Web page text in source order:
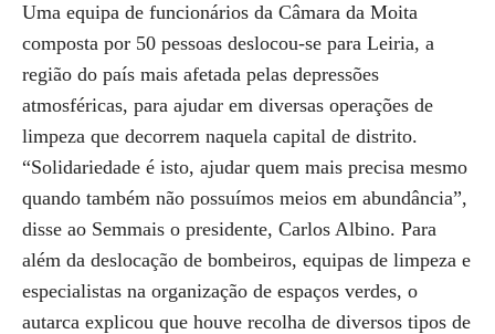
Uma equipa de funcionários da Câmara da Moita
composta por 50 pessoas deslocou-se para Leiria, a
região do país mais afetada pelas depressões
atmosféricas, para ajudar em diversas operações de
limpeza que decorrem naquela capital de distrito.
“Solidariedade é isto, ajudar quem mais precisa mesmo
quando também não possuímos meios em abundância”,
disse ao Semmais o presidente, Carlos Albino. Para
além da deslocação de bombeiros, equipas de limpeza e
especialistas na organização de espaços verdes, o
autarca explicou que houve recolha de diversos tipos de